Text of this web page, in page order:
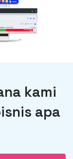
kami
apa